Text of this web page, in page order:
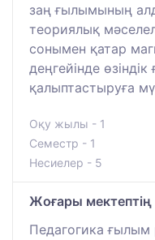
заң ғылымының
теориялық
сонымен қатар
деңгейінде
қалыптастыруға
Оқу жылы - 1
Семестр - 1
Несиелер - 5
Жоғары мектептің
Педагогика ғылым